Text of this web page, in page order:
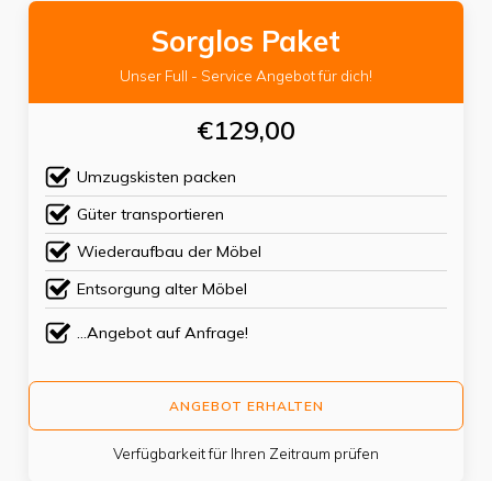
Sorglos Paket
Unser Full - Service Angebot für dich!
€129,00
Umzugskisten packen
Güter transportieren
Wiederaufbau der Möbel
Entsorgung alter Möbel
...Angebot auf Anfrage!
ANGEBOT ERHALTEN
Verfügbarkeit für Ihren Zeitraum prüfen